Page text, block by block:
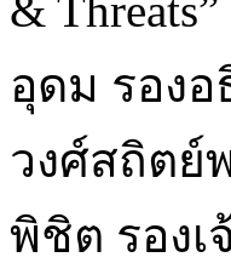
อุดม รอง
วงศ์สถิตย์
พิชิต รอง